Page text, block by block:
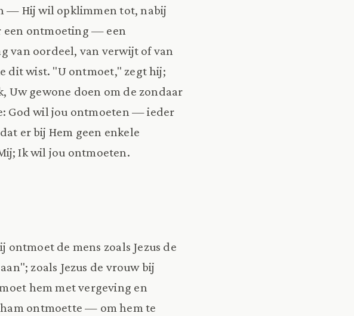
— Hij wil opklimmen tot, nabij
een ontmoeting — een
van oordeel, van verwijt of van
dit wist. "U ontmoet," zegt hij;
Uw gewone doen om de zondaar
God wil jou ontmoeten — ieder
er bij Hem geen enkele
Ik wil jou ontmoeten.
de mens zoals Jezus de
zoals Jezus de vrouw bij
hem met vergeving en
ontmoette — om hem te